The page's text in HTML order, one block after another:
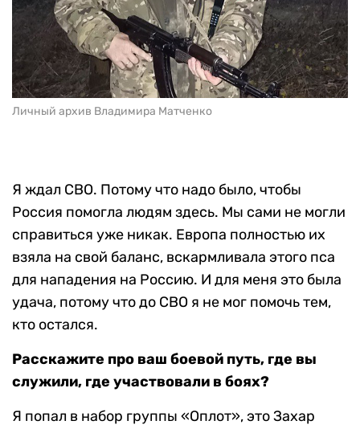
Личный архив Владимира Матченко
Я ждал СВО. Потому что надо было, чтобы
Россия помогла людям здесь. Мы сами не могли
справиться уже никак. Европа полностью их
взяла на свой баланс, вскармливала этого пса
для нападения на Россию. И для меня это была
удача, потому что до СВО я не мог помочь тем,
кто остался.
Расскажите про ваш боевой путь, где вы
служили, где участвовали в боях?
Я попал в набор группы «Оплот», это Захар